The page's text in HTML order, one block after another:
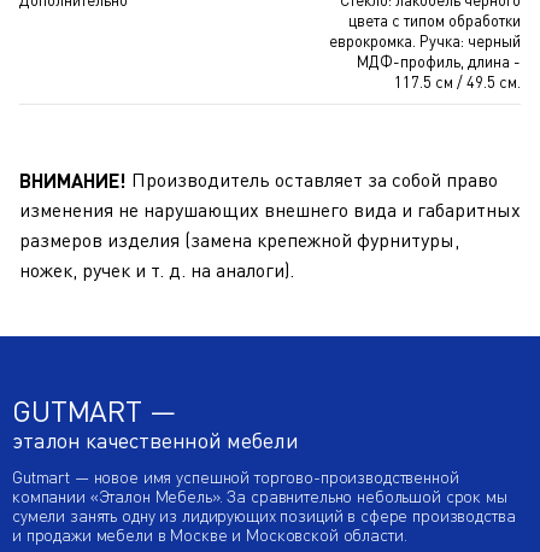
цвета с типом обработки
еврокромка. Ручка: черный
МДФ-профиль, длина -
117.5 см / 49.5 см.
ВНИМАНИЕ! Производитель оставляет за собой право
изменения не нарушающих внешнего вида и габаритных
размеров изделия (замена крепежной фурнитуры,
ножек, ручек и т. д. на аналоги).
GUTMART —
эталон качественной мебели
Gutmart — новое имя успешной торгово-производственной
компании «Эталон Мебель». За сравнительно небольшой срок мы
сумели занять одну из лидирующих позиций в сфере производства
и продажи мебели в Москве и Московской области.